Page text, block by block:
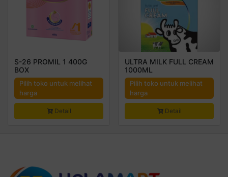
S-26 PROMIL 1 400G
BOX
Pilih toko untuk melihat
harga
Detail
ULTRA MILK FULL CREAM
1000ML
Pilih toko untuk melihat
harga
Detail